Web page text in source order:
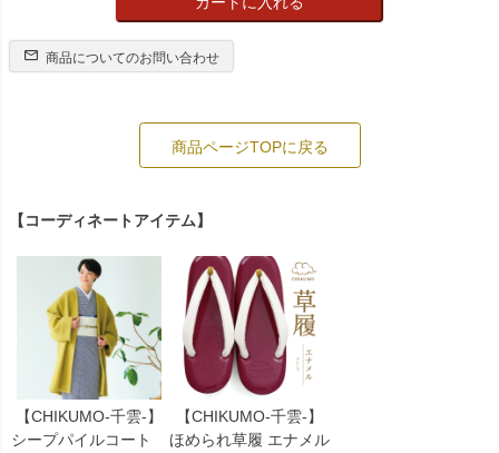
商品についてのお問い合わせ
商品ページTOPに戻る
【コーディネートアイテム】
【CHIKUMO-千雲-】
シープパイルコート
【CHIKUMO-千雲-】
ほめられ草履 エナメル